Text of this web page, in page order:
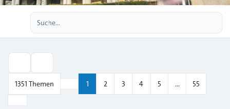
1351 Themen
Seite von 55
1 2 3 4 5 …
55